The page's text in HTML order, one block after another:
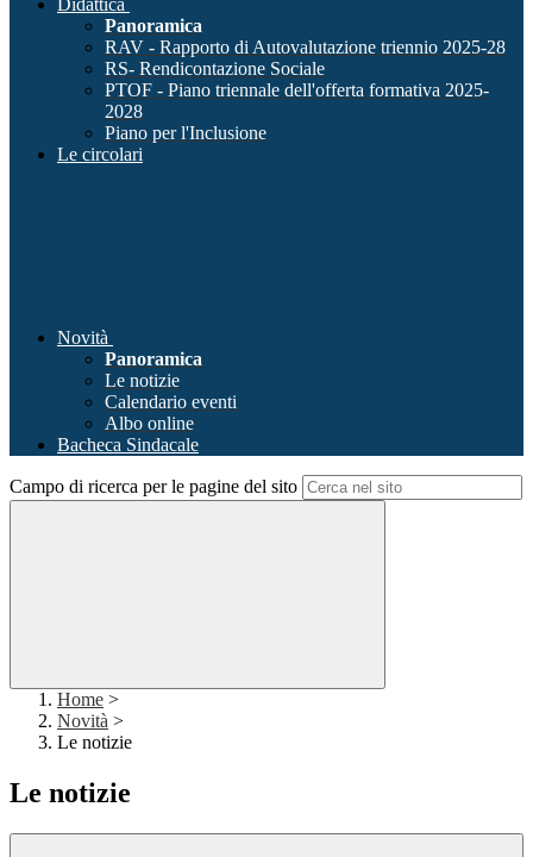
Didattica
Panoramica
RAV - Rapporto di Autovalutazione triennio 2025-28
RS- Rendicontazione Sociale
PTOF - Piano triennale dell'offerta formativa 2025-
2028
Piano per l'Inclusione
Le circolari
Novità
Panoramica
Le notizie
Calendario eventi
Albo online
Bacheca Sindacale
Campo di ricerca per le pagine del sito
Home >
Novità >
Le notizie
Le notizie